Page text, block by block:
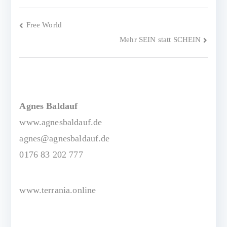
Beitragsnavigation
Free World
Mehr SEIN statt SCHEIN
Agnes Baldauf
www.agnesbaldauf.de
agnes@agnesbaldauf.de
0176 83 202 777
www.terrania.online